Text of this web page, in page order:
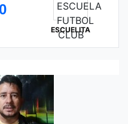
0
ESCUELITA